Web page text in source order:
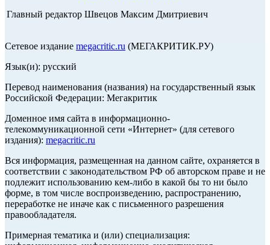
Главный редактор Швецов Максим Дмитриевич
Сетевое издание megacritic.ru (МЕГАКРИТИК.РУ)
Язык(и): русский
Перевод наименования (названия) на государственный язык
Российской Федерации: Мегакритик
Доменное имя сайта в информационно-
телекоммуникационной сети «Интернет» (для сетевого
издания): megacritic.ru
Вся информация, размещенная на данном сайте, охраняется в
соответствии с законодательством РФ об авторском праве и не
подлежит использованию кем-либо в какой бы то ни было
форме, в том числе воспроизведению, распространению,
переработке не иначе как с письменного разрешения
правообладателя.
Примерная тематика и (или) специализация: